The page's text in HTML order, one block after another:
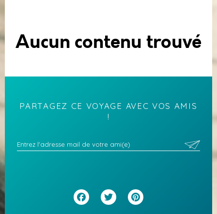
Aucun contenu trouvé
PARTAGEZ CE VOYAGE AVEC VOS AMIS
!
Facebook
Twitter